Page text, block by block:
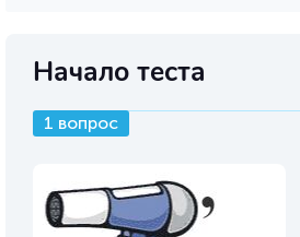
Начало теста
1 вопрос